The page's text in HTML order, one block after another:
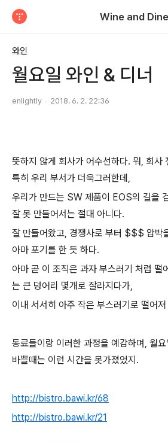
Wine and Dine
와인
월요일 와인 & 디너
enlightly 2018. 6. 2. 22:36
뜻하지 않게 회사가 어수선하다. 뭐, 회사
특히 우리 부서가 더욱그러한데,
우리가 만드는 SW 제품이 EOS의 길을
잘 못 만들어서는 절대 아니다.
잘 만들어왔고, 경쟁사로 부터 $$$ 압박
아마 포기를 한 듯 하다.
아마 곧 이 조직은 과자 부스러기 처럼 떨
는 큰 덩어리 몇개로 잘라지다가,
이내 서서히 아주 작은 부스러기로 떨어
동료들이랑 이러한 과정을 예감하며, 월요
바쁠때는 이런 시간을 못가졌었지.
http://bistro.bawi.kr/68
http://bistro.bawi.kr/21